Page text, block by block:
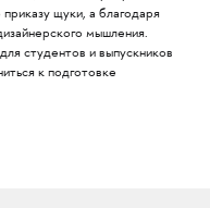
щуки, а благодаря
мышления.
студентов и выпускников
к подготовке